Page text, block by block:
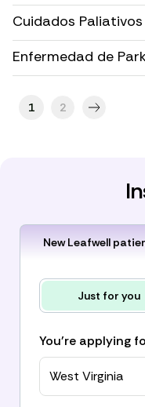
Cuidados
Enfermedad de
1 2
New Leafwell
Just for you
You're applying
West Virginia